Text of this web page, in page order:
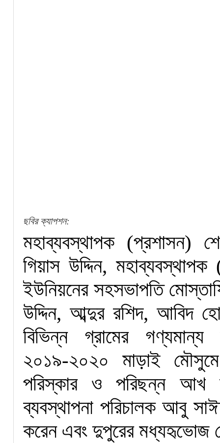
ছবির ক্যাপশন:
মহাব্যবস্থাপক (প্রশাসন)
গিয়াস উদ্দিন, মহাব্যবস্থাপক
ইউনিয়নের সহসভাপতি
উদ্দিন, আব্দুর রশিদ, আবিদ
বিভিন্ন গ্রামের
২০১৯-২০২০ মাড়াই
পরিস্কার ও পরিছন্ন আখ
ব্যবস্থাপনা পরিচালক আবু
করেন এবং দুপুরের মধ্যহৃভোজ